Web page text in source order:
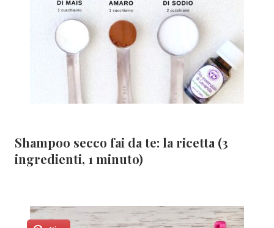
Shampoo secco fai da te: la ricetta (3
ingredienti, 1 minuto)